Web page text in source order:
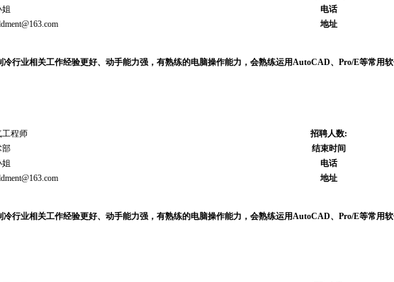
姐 电话
地址
行业相关工作经验更好、动手能力强，有熟练的电脑操作能力，会熟练运用AutoCAD、Pro/E等常用软
工程师 招聘人数:
部 结束时间
姐 电话
地址
行业相关工作经验更好、动手能力强，有熟练的电脑操作能力，会熟练运用AutoCAD、Pro/E等常用软